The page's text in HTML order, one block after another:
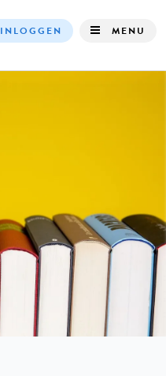
INLOGGEN MENU